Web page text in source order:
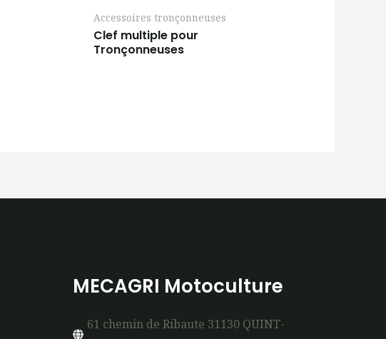
Accessoires tronçonneuses
Clef multiple pour
Tronçonneuses
MECAGRI Motoculture
61 chemin de Ribaute 31130 QUINT-